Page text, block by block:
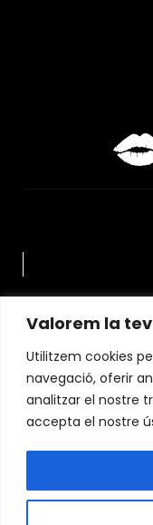
Valorem la
Utilitzem cookies
navegació, oferir
analitzar el nostre
accepta el nostre
Home.
Equip.